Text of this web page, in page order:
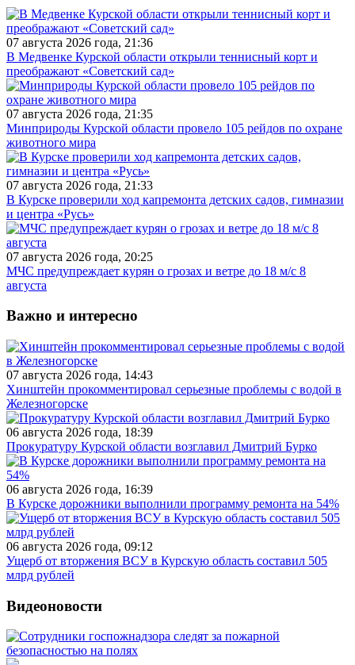
07 августа 2026 года, 21:36
В Медвенке Курской области открыли теннисный корт и
преображают «Советский сад»
07 августа 2026 года, 21:35
Минприроды Курской области провело 105 рейдов по охране
животного мира
07 августа 2026 года, 21:33
В Курске проверили ход капремонта детских садов, гимназии
и центра «Русь»
07 августа 2026 года, 20:25
МЧС предупреждает курян о грозах и ветре до 18 м/с 8
августа
Важно и интересно
07 августа 2026 года, 14:43
Хинштейн прокомментировал серьезные проблемы с водой в
Железногорске
06 августа 2026 года, 18:39
Прокуратуру Курской области возглавил Дмитрий Бурко
06 августа 2026 года, 16:39
В Курске дорожники выполнили программу ремонта на 54%
06 августа 2026 года, 09:12
Ущерб от вторжения ВСУ в Курскую область составил 505
млрд рублей
Видеоновости